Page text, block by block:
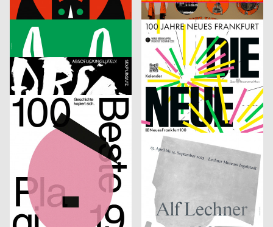
Der kleine Vampir
Die Zirkulation von Arbeit, Kapital und Leben als Lieferkette – Alice Creischer & Andreas Siekmann
Neue Gestaltung D
Bezahlt wird nicht
Bureau Sandra Doeller D
2025
100 Jahre Neues Frankfurt
Fons Hickmann D
2025
Absofuckinglutely
Melissa Frongillo CH
7e Tourne-Films Festival Lausanne
Roland Radschopf, Florian Kowatz
100 Beste Plagiate – Geschichte kopiert sich
cyan
2025
cyan work 1990 – 2025
Simon Bode, Rasmus von Götz
2025
Double U
OFF OFFICE
Alf Lechner 100 – Materie Stahl
Lukas Ruprecht D
2025
Bachelorprojekt „NEW FACES“
2025
ESAD Conference. Semantic Shapes
Onari Projects
2025
Badesaison CH
2025